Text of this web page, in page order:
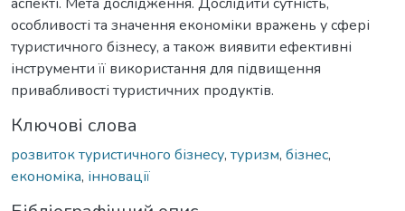
особливості та значення економіки вражень у сфері
туристичного бізнесу, а також виявити ефективні
інструменти її використання для підвищення
привабливості туристичних продуктів.
Ключові слова
розвиток туристичного бізнесу, туризм, бізнес,
економіка, інновації